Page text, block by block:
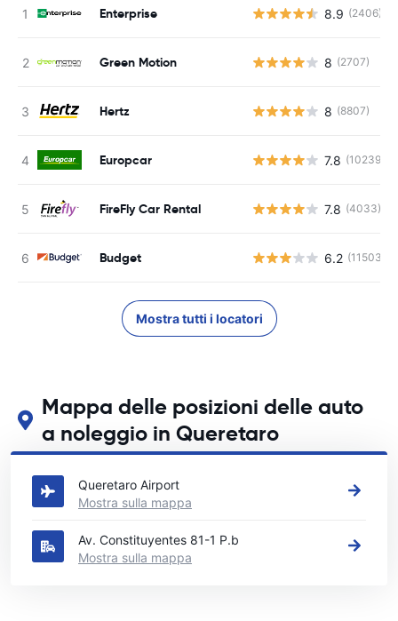
Enterprise 8.9 (2406)
Green Motion 8 (2707)
Hertz 8 (8807)
Europcar 7.8 (10239)
FireFly Car Rental 7.8 (4033)
Budget 6.2 (11503)
Mostra tutti i locatori
Mappa delle posizioni delle auto
a noleggio in Queretaro
Guarda le nostre principali sedi di autonoleggio in Queretaro
Queretaro Airport
Mostra sulla mappa
Av. Constituyentes 81-1 P.b
Mostra sulla mappa